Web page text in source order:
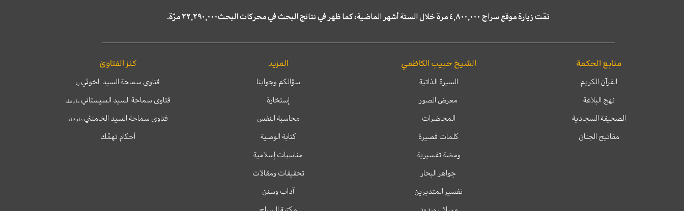
تمّت زيارة موقع سراج ٤,٨٠٠,٠٠٠ مرة خلال الستة أشهر الماضية، كما ظهر في نتائج البحث في محركات البحث٢٢,٢٩٠,٠٠٠ مرّة.
منابع الحكمة
القرآن الكريم
نهج البلاغة
الصحيفة السجادية
مفاتيح الجنان
الشيخ حبيب الكاظمي
السيرة الذاتية
معرض الصور
المحاضرات
كلمات قصيرة
ومضة تفسيرية
جواهر البحار
تفسير المتدبرين
المزيد
سؤالكم وجوابنا
إستخارة
محاسبة النفس
كتابة الوصية
مناسبات إسلامية
تحقيقات ومقالات
آداب وسنن
كنز الفتاوىٰ
فتاوى سماحة السيد الخوئي ره
فتاوى سماحة السيد السيستاني دام ظله
فتاوى سماحة السيد الخامنئيدام ظله
أحكام تهمّك